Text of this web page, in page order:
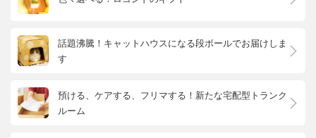
話題沸騰！キャットハウスになる段ボールでお届けしま
す
預ける、ケアする、フリマする！新たな宅配型トランク
ルーム